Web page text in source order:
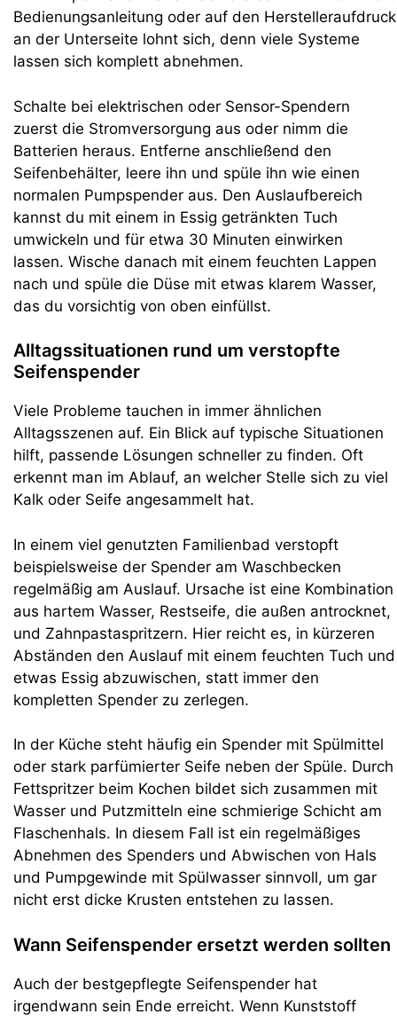
Bedienungsanleitung oder auf den Herstelleraufdruck
an der Unterseite lohnt sich, denn viele Systeme
lassen sich komplett abnehmen.
Schalte bei elektrischen oder Sensor-Spendern
zuerst die Stromversorgung aus oder nimm die
Batterien heraus. Entferne anschließend den
Seifenbehälter, leere ihn und spüle ihn wie einen
normalen Pumpspender aus. Den Auslaufbereich
kannst du mit einem in Essig getränkten Tuch
umwickeln und für etwa 30 Minuten einwirken
lassen. Wische danach mit einem feuchten Lappen
nach und spüle die Düse mit etwas klarem Wasser,
das du vorsichtig von oben einfüllst.
Alltagssituationen rund um verstopfte
Seifenspender
Viele Probleme tauchen in immer ähnlichen
Alltagsszenen auf. Ein Blick auf typische Situationen
hilft, passende Lösungen schneller zu finden. Oft
erkennt man im Ablauf, an welcher Stelle sich zu viel
Kalk oder Seife angesammelt hat.
In einem viel genutzten Familienbad verstopft
beispielsweise der Spender am Waschbecken
regelmäßig am Auslauf. Ursache ist eine Kombination
aus hartem Wasser, Restseife, die außen antrocknet,
und Zahnpastaspritzern. Hier reicht es, in kürzeren
Abständen den Auslauf mit einem feuchten Tuch und
etwas Essig abzuwischen, statt immer den
kompletten Spender zu zerlegen.
In der Küche steht häufig ein Spender mit Spülmittel
oder stark parfümierter Seife neben der Spüle. Durch
Fettspritzer beim Kochen bildet sich zusammen mit
Wasser und Putzmitteln eine schmierige Schicht am
Flaschenhals. In diesem Fall ist ein regelmäßiges
Abnehmen des Spenders und Abwischen von Hals
und Pumpgewinde mit Spülwasser sinnvoll, um gar
nicht erst dicke Krusten entstehen zu lassen.
Wann Seifenspender ersetzt werden sollten
Auch der bestgepflegte Seifenspender hat
irgendwann sein Ende erreicht. Wenn Kunststoff